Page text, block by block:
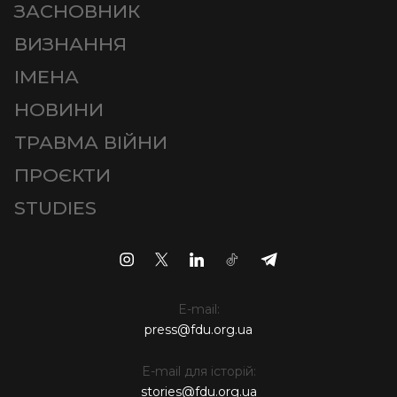
ЗАСНОВНИК
ВИЗНАННЯ
ІМЕНА
НОВИНИ
ТРАВМА ВІЙНИ
ПРОЄКТИ
STUDIES
E-mail:
press@fdu.org.ua
E-mail для історій:
stories@fdu.org.ua